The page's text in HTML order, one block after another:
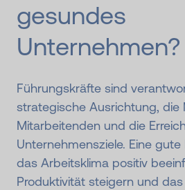
gesundes
Unternehmen?
Führungskräfte sind
strategische Ausrichtung, die
Mitarbeitenden und die
Unternehmensziele. Eine
das Arbeitsklima positiv
Produktivität steigern und